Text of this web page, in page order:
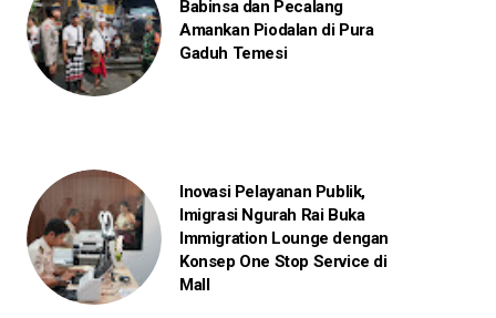
Babinsa dan Pecalang
Amankan Piodalan di Pura
Gaduh Temesi
Inovasi Pelayanan Publik,
Imigrasi Ngurah Rai Buka
Immigration Lounge dengan
Konsep One Stop Service di
Mall